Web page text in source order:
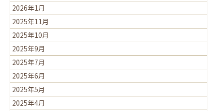
2026年1月
2025年11月
2025年10月
2025年9月
2025年7月
2025年6月
2025年5月
2025年4月